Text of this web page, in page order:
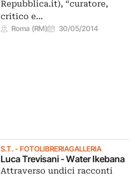
Repubblica.it), “curatore,
critico e…
Roma (RM) 30/05/2014
S.T. - FOTOLIBRERIAGALLERIA
Luca Trevisani - Water Ikebana
Attraverso undici racconti